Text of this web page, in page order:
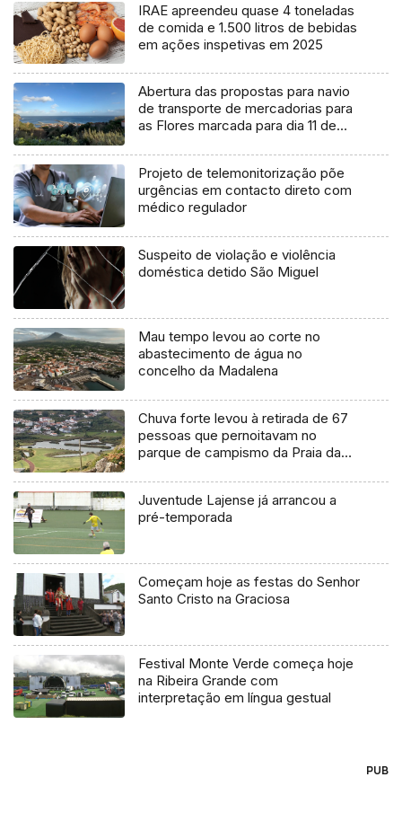
IRAE apreendeu quase 4 toneladas
de comida e 1.500 litros de bebidas
em ações inspetivas em 2025
Abertura das propostas para navio
de transporte de mercadorias para
as Flores marcada para dia 11 de
Projeto de telemonitorização põe
urgências em contacto direto com
médico regulador
Suspeito de violação e violência
doméstica detido São Miguel
Mau tempo levou ao corte no
abastecimento de água no
concelho da Madalena
Chuva forte levou à retirada de 67
pessoas que pernoitavam no
parque de campismo da Praia da
Juventude Lajense já arrancou a
pré-temporada
Começam hoje as festas do Senhor
Santo Cristo na Graciosa
Festival Monte Verde começa hoje
na Ribeira Grande com
interpretação em língua gestual
PUB